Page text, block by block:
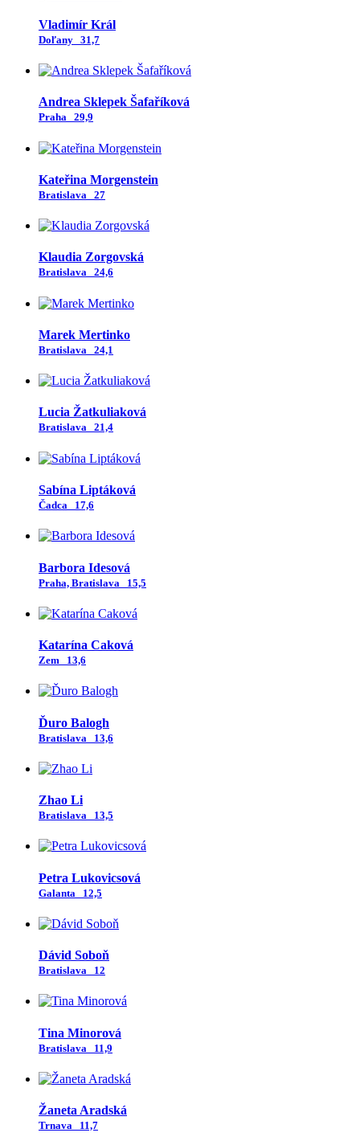
Vladimír Král
Doľany 31,7
Andrea Sklepek Šafaříková
Praha 29,9
Kateřina Morgenstein
Bratislava 27
Klaudia Zorgovská
Bratislava 24,6
Marek Mertinko
Bratislava 24,1
Lucia Žatkuliaková
Bratislava 21,4
Sabína Liptáková
Čadca 17,6
Barbora Idesová
Praha, Bratislava 15,5
Katarína Caková
Zem 13,6
Ďuro Balogh
Bratislava 13,6
Zhao Li
Bratislava 13,5
Petra Lukovicsová
Galanta 12,5
Dávid Soboň
Bratislava 12
Tina Minorová
Bratislava 11,9
Žaneta Aradská
Trnava 11,7